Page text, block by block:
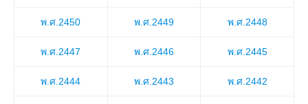
พ.ศ.2450 พ.ศ.2449 พ.ศ.2448
พ.ศ.2447 พ.ศ.2446 พ.ศ.2445
พ.ศ.2444 พ.ศ.2443 พ.ศ.2442